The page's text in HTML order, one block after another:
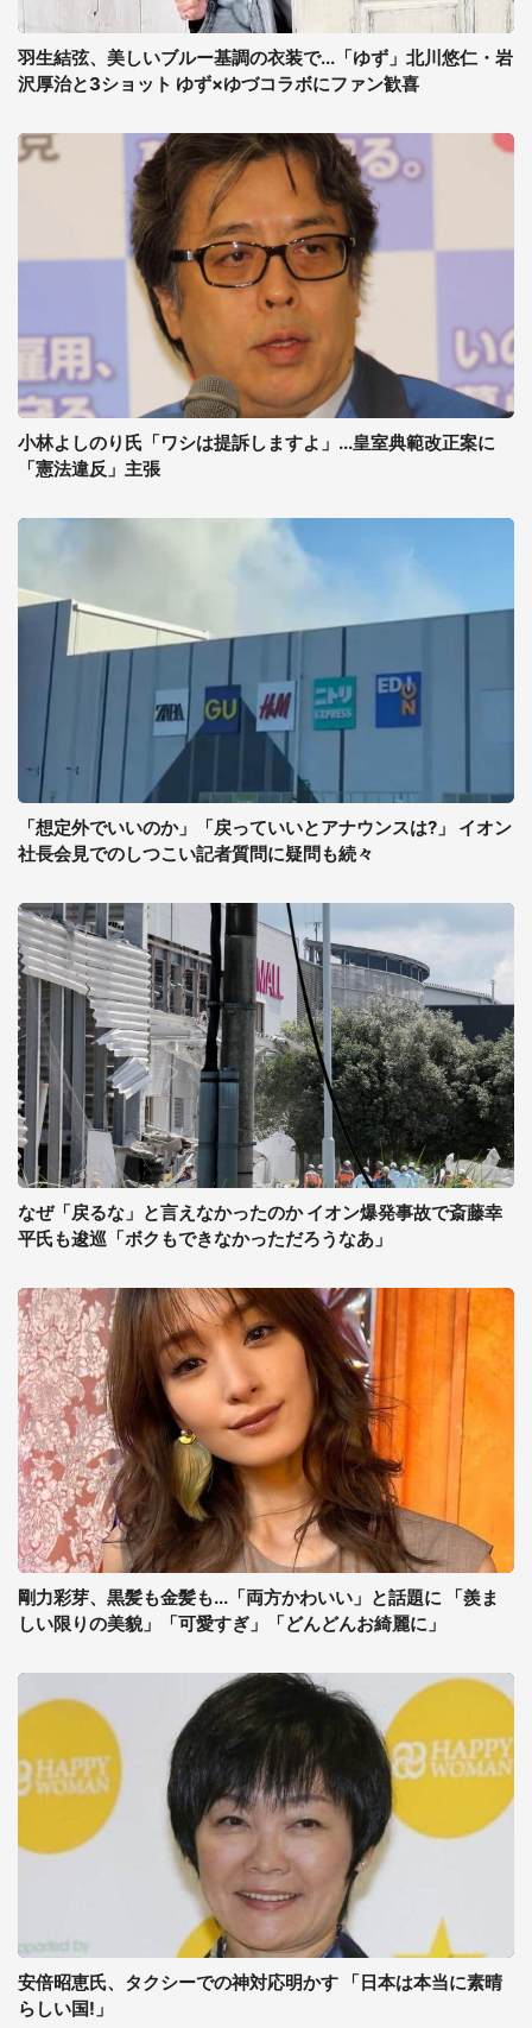
羽生結弦、美しいブルー基調の衣装で...「ゆず」北川悠仁・岩
沢厚治と3ショット ゆず×ゆづコラボにファン歓喜
小林よしのり氏「ワシは提訴しますよ」...皇室典範改正案に
「憲法違反」主張
「想定外でいいのか」「戻っていいとアナウンスは?」 イオン
社長会見でのしつこい記者質問に疑問も続々
なぜ「戻るな」と言えなかったのか イオン爆発事故で斎藤幸
平氏も逡巡「ボクもできなかっただろうなあ」
剛力彩芽、黒髪も金髪も...「両方かわいい」と話題に 「羨ま
しい限りの美貌」「可愛すぎ」「どんどんお綺麗に」
安倍昭恵氏、タクシーでの神対応明かす 「日本は本当に素晴
らしい国!」